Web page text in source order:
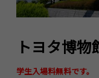
トヨタ博
学生入場料無料です。